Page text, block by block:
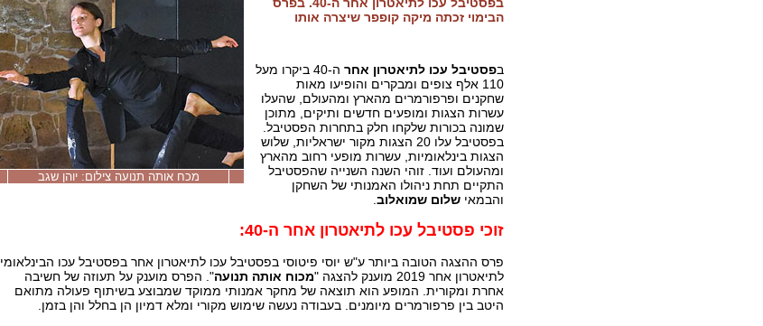
מכח אותה תנועה צילום: יוהן שגב
הבימוי זכתה מיקה קופפר שיצרה אותו
בפסטיבל עכו לתיאטרון אחר
ה-40 ביקרו מעל
110 אלף צופים ומבקרים והופיעו מאות
שחקנים ופרפורמרים מהארץ ומהעולם, שהעלו
עשרות הצגות ומופעים חדשים ותיקים, מתוכן
שמונה בכורות שלקחו חלק בתחרות הפסטיבל.
בפסטיבל עלו 20 הצגות מקור ישראליות, שלוש
הצגות בינלאומיות, עשרות מופעי רחוב מהארץ
ומהעולם ועוד. זוהי השנה השנייה שהפסטיבל
התקיים תחת ניהולו האמנותי של השחקן
והבמאי שלום שמואלוב
זוכי פסטיבל עכו לתיאטרון אחר ה-40:
פרס ההצגה הטובה ביותר ע"ש יוסי פיטוסי בפסטיבל עכו לתיאטרון אחר בפסטיבל עכו הבינלאומי
לתיאטרון אחר 2019 מוענק להצגה "
מכוח אותה תנועה". הפרס מוענק על תעוזה של חשיבה
אחרת ומקורית. המופע הוא תוצאה של מחקר אמנותי ממוקד שמבוצע בשיתוף פעולה מתואם
היטב בין פרפורמרים מיומנים. בעבודה נעשה שימוש מקורי ומלא דמיון הן בחלל והן בזמן.